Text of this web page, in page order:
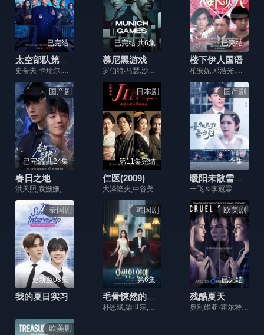
已完结
太空部队第二季
史蒂夫·卡瑞尔,约翰·马尔科维奇,本·施瓦茨,戴安娜·西尔弗斯,丽莎·库卓,陶尼·纽萨姆,欧阳万成,唐·雷克,蒂姆·麦道斯,泰瑞·克鲁斯,简·林奇,诺亚·艾默里奇,戴德里克·巴德,拉里·乔·坎贝尔,帕顿·奥斯瓦尔特,帕特里克·沃伯顿,余朝汉,蒂姆·周,欧阳少均,欧文·丹尼尔斯,阿帕纳·纳彻,赫克托·杜兰,凯莉·梅茲格,梅尔·塔克,Kyle,Babey
已完结 共6集
慕尼黑游戏
罗伯特‧马瑟,沙迪·马里,艾格尔·纳尔,罗米·阿波拉菲娅,约塞夫·斯威德
已完结
楼下伊人国语
柏安妮,邓浩光,江华,秦沛,关咏荷,庞秋雁,叶玉萍,李影,严秋华,甘山
国产剧
已完结 共24集
春日之地
洪天照,袁姗姗,袁文康,王润泽,翟小兴,刘羽琦,徐开骋,赵仁杰,梁森,漆昱辰,康启轩,丁嘉毅,黄婷
日本剧
第11集完结
仁医(2009)
大泽隆夫,中谷美纪,绫濑遥,小出惠
国产剧
全集
暖阳未散雪亦归
一飞＆李冠霖
泰国剧
更新至08集
我的夏日实习
韩国剧
第6集
毛骨悚然的恋爱(2026)
朴恩斌,梁世宗,邕圣祐
欧美剧
已完结
残酷夏天
奥利维亚·霍尔特,米卡·阿卜杜拉,基娅拉·奥利勒拉,尼克尔·比德尔贝克,弗洛伊·格特瑞兹,迈克尔·兰德斯,哈莉·奎恩·史密斯,布鲁克林·苏丹诺,谢尔比·苏丹,Patrick,A.,Grover,Gregory,Charles,Lane,Virginia,Puga,Miguel,Andrews,Nathaniel,Ashton,Allius,Barnes,Timsha,Batiste,Sophia,Bernard,Nicole,Fancher,Ben,Hicks,布莱克·李
欧美剧